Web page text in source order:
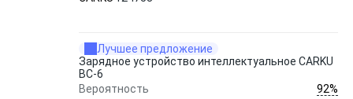
Лучшее предложение
Зарядное устройство интеллектуальное CARKU
BC-6
Вероятность
92%